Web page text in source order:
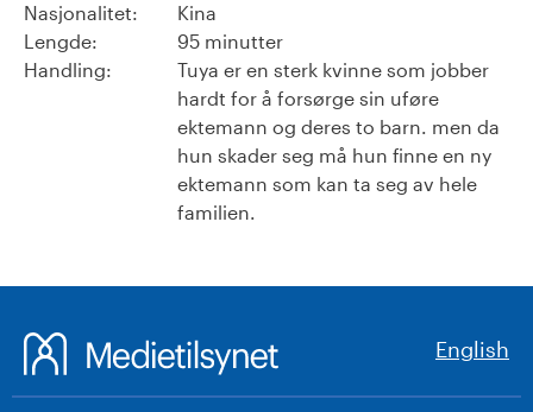
Nasjonalitet:
Kina
Lengde:
95 minutter
Handling:
Tuya er en sterk kvinne som jobber
hardt for å forsørge sin uføre
ektemann og deres to barn. men da
hun skader seg må hun finne en ny
ektemann som kan ta seg av hele
familien.
English